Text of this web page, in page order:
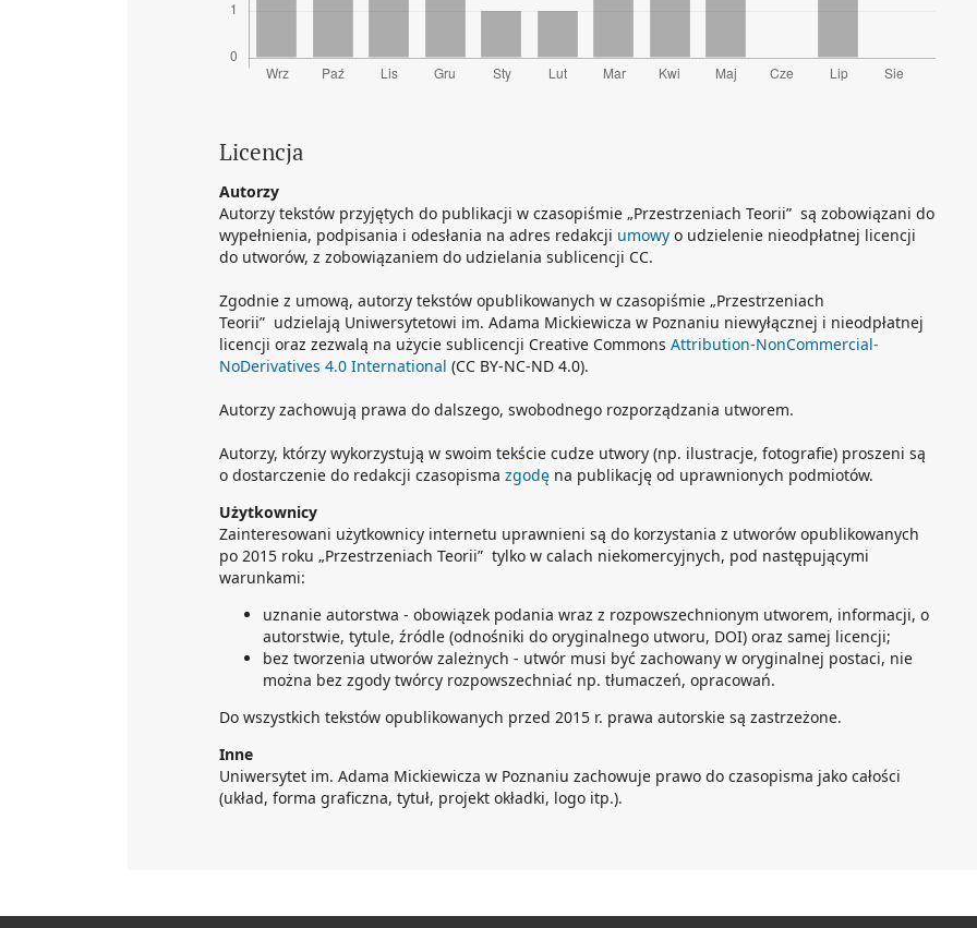
Licencja
Autorzy
Autorzy tekstów przyjętych do publikacji w czasopiśmie „Przestrzeniach Teorii” są zobowiązani do
wypełnienia, podpisania i odesłania na adres redakcji umowy o udzielenie nieodpłatnej licencji
do utworów, z zobowiązaniem do udzielania sublicencji CC.
Zgodnie z umową, autorzy tekstów opublikowanych w czasopiśmie „Przestrzeniach
Teorii” udzielają Uniwersytetowi im. Adama Mickiewicza w Poznaniu niewyłącznej i nieodpłatnej
licencji oraz zezwalą na użycie sublicencji Creative Commons Attribution-NonCommercial-
NoDerivatives 4.0 International (CC BY-NC-ND 4.0).
Autorzy zachowują prawa do dalszego, swobodnego rozporządzania utworem.
Autorzy, którzy wykorzystują w swoim tekście cudze utwory (np. ilustracje, fotografie) proszeni są
o dostarczenie do redakcji czasopisma zgodę na publikację od uprawnionych podmiotów.
Użytkownicy
Zainteresowani użytkownicy internetu uprawnieni są do korzystania z utworów opublikowanych
po 2015 roku „Przestrzeniach Teorii” tylko w calach niekomercyjnych, pod następującymi
warunkami:
uznanie autorstwa - obowiązek podania wraz z rozpowszechnionym utworem, informacji, o
autorstwie, tytule, źródle (odnośniki do oryginalnego utworu, DOI) oraz samej licencji;
bez tworzenia utworów zależnych - utwór musi być zachowany w oryginalnej postaci, nie
można bez zgody twórcy rozpowszechniać np. tłumaczeń, opracowań.
Do wszystkich tekstów opublikowanych przed 2015 r. prawa autorskie są zastrzeżone.
Inne
Uniwersytet im. Adama Mickiewicza w Poznaniu zachowuje prawo do czasopisma jako całości
(układ, forma graficzna, tytuł, projekt okładki, logo itp.).